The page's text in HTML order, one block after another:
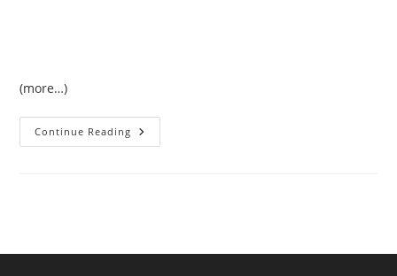
(more…)
Continue Reading 2015
年
ス